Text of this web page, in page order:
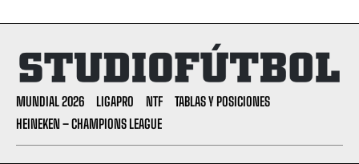
MUNDIAL 2026 LIGAPRO NTF
TABLAS Y POSICIONES
HEINEKEN – CHAMPIONS LEAGUE